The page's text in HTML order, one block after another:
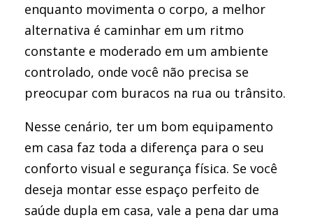
enquanto movimenta o corpo, a melhor
alternativa é caminhar em um ritmo
constante e moderado em um ambiente
controlado, onde você não precisa se
preocupar com buracos na rua ou trânsito.
Nesse cenário, ter um bom equipamento
em casa faz toda a diferença para o seu
conforto visual e segurança física. Se você
deseja montar esse espaço perfeito de
saúde dupla em casa, vale a pena dar uma